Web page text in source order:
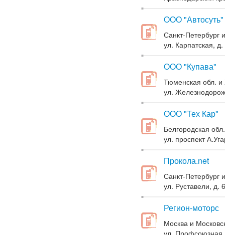
ООО "Автосуть"
Санкт-Петербург
ул. Карпатская,
ООО "Купава"
Тюменская обл.
ул.
ООО "Тех Кар"
Белгородская
ул. проспект
Прокола.net
Санкт-Петербург
ул. Руставели, д.
Регион-моторс
Москва и
ул.